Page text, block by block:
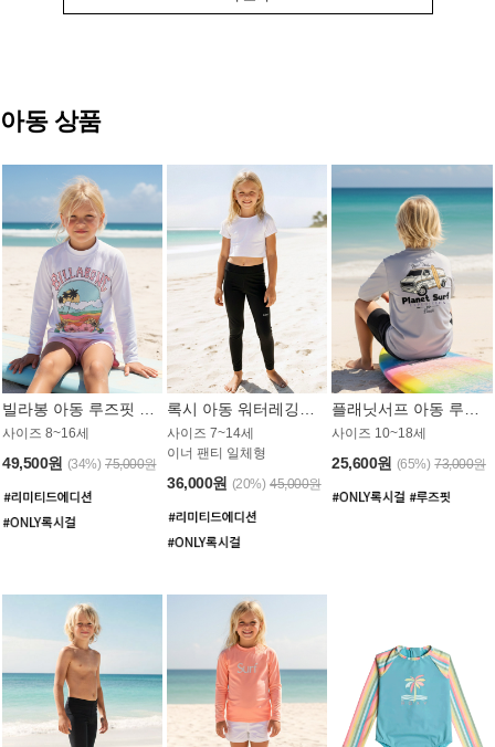
아동 상품
사이즈 8~16세
49,500원 (34%) 75,000원
사이즈 7~14세
이너 팬티 일체형
36,000원 (20%) 45,000원
사이즈 10~18세
25,600원 (65%) 73,000원